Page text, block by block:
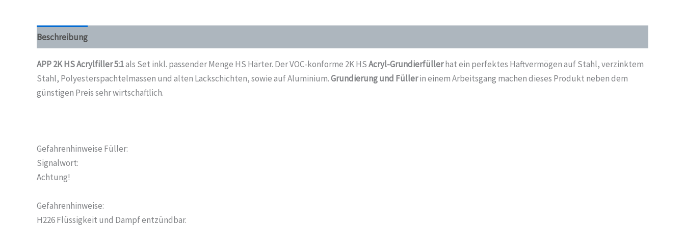
Härter
1,2
kg
Menge
Beschreibung
APP 2K HS Acrylfiller 5:1als Set inkl. passender Menge HS Härter. Der VOC-konforme 2K HSAcryl-Grundierfüllerhat ein perfektes Haftvermögen auf Stahl, verzinktem
Stahl, Polyesterspachtelmassen und alten Lackschichten, sowie auf Aluminium.Grundierung und Füllerin einem Arbeitsgang machen dieses Produkt neben dem
günstigen Preis sehr wirtschaftlich.
Gefahrenhinweise Füller:
Signalwort:
Achtung!
Gefahrenhinweise:
H226 Flüssigkeit und Dampf entzündbar.